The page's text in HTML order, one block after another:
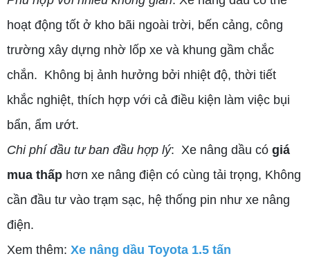
hoạt động tốt ở kho bãi ngoài trời, bến cảng, công
trường xây dựng nhờ lốp xe và khung gầm chắc
chắn. Không bị ảnh hưởng bởi nhiệt độ, thời tiết
khắc nghiệt, thích hợp với cả điều kiện làm việc bụi
bẩn, ẩm ướt.
Chi phí đầu tư ban đầu hợp lý: Xe nâng dầu có giá
mua thấp hơn xe nâng điện có cùng tải trọng, Không
cần đầu tư vào trạm sạc, hệ thống pin như xe nâng
điện.
Xem thêm: Xe nâng dầu Toyota 1.5 tấn